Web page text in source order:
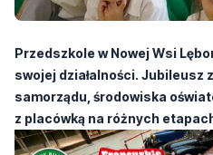
swojej działalności. Jubileusz
z placówką na różnych